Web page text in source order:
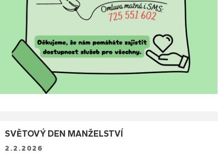
SVĚTOVÝ DEN MANŽELSTVÍ
2.2.2026